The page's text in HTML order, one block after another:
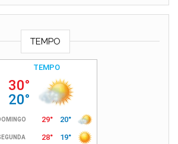
TEMPO